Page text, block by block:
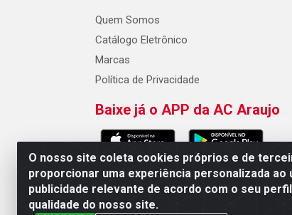
O nosso site coleta cookies próprios e de
proporcionar uma experiência personalizada ao
publicidade relevante de acordo com o seu
qualidade do nosso site.
Quem Somos
Catálogo Eletrônico
Marcas
Política de Privacidade
Baixe já o APP da AC Araujo
AC Araujo Distribuidora -